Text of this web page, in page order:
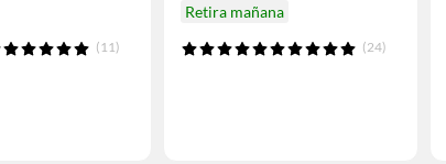
(11)
Retira mañana
(24)